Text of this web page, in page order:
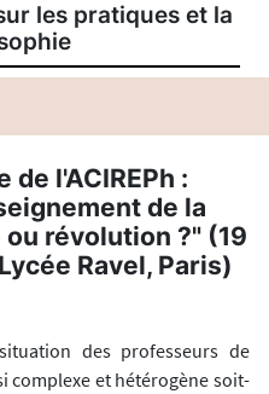
les pratiques et la
l'ACIREPh :
de la
révolution ?" (19
Ravel, Paris)
des professeurs de
complexe et hétérogène soit-